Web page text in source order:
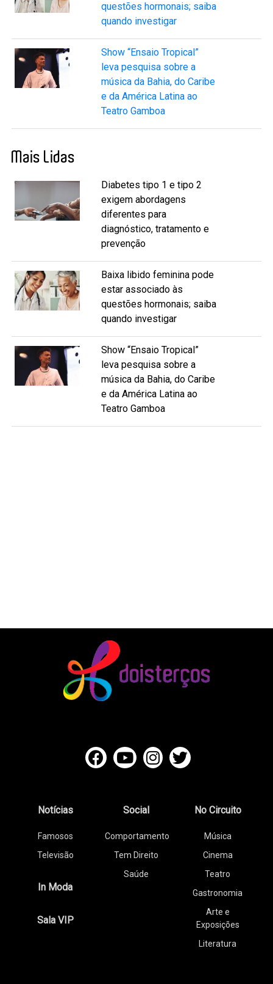
questões hormonais; saiba
quando investigar
Show “Ensaio Tropical”
leva pesquisa sobre a
música da Bahia, do Caribe
e da América Latina ao
Teatro Gamboa
Mais Lidas
Diabetes tipo 1 e tipo 2
exigem abordagens
diferentes para
diagnóstico, tratamento e
prevenção
Baixa libido feminina pode
estar associado às
questões hormonais; saiba
quando investigar
Show “Ensaio Tropical”
leva pesquisa sobre a
música da Bahia, do Caribe
e da América Latina ao
Teatro Gamboa
Notícias
Famosos
Televisão
In Moda
Sala VIP
Social
Comportamento
Tem Direito
Saúde
No Circuito
Música
Cinema
Teatro
Gastronomia
Arte e
Exposições
Literatura